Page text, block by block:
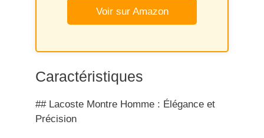
Voir sur Amazon
Caractéristiques
## Lacoste Montre Homme : Élégance et
Précision